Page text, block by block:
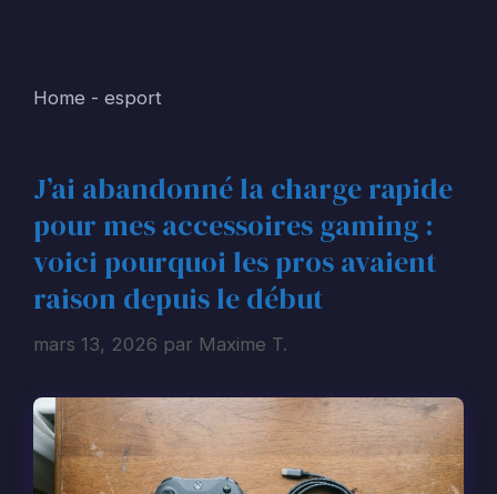
Home - esport
J’ai abandonné la charge rapide
pour mes accessoires gaming :
voici pourquoi les pros avaient
raison depuis le début
mars 13, 2026 par Maxime T.